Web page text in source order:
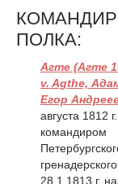
ПОЛКА:
Агте (Агте
v. Agthe,
Егор
августа 1812
командиром
гренадерского
28.1.1813 г.